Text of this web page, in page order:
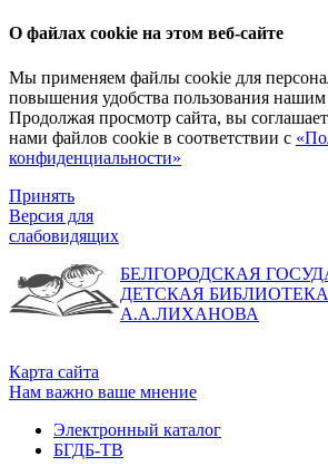
О файлах cookie на этом веб-сайте
Мы применяем файлы cookie для
повышения удобства пользования нашим
Продолжая просмотр сайта, вы
нами файлов cookie в соответствии с
конфиденциальности»
Принять
Версия для
слабовидящих
БЕЛГОРОДСКАЯ
ДЕТСКАЯ
А.А.ЛИХАНОВА
Карта сайта
Нам важно ваше мнение
Электронный каталог
БГДБ-ТВ